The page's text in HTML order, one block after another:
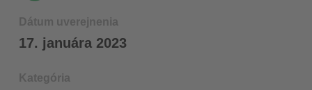
Dátum uverejnenia
17. januára 2023
Kategória